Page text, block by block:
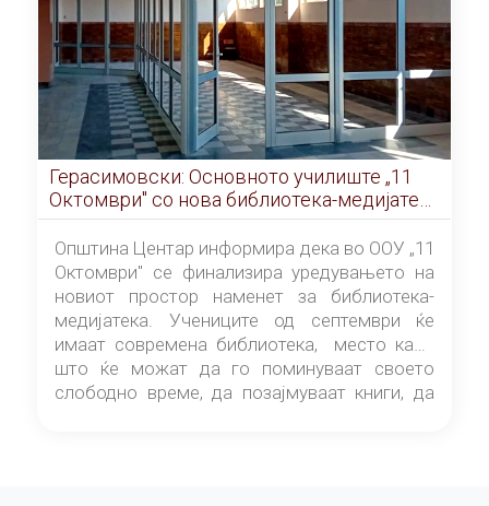
Герасимовски: Основното училиште „11
Октомври" со нова библиотека-медијатека
од септември
Општина Центар информира дека во ООУ „11
Октомври" се финализира уредувањето на
новиот простор наменет за библиотека-
медијатека. Учениците од септември ќе
имаат современа библиотека, место каде
што ќе можат да го поминуваат своето
слободно време, да позајмуваат книги, да